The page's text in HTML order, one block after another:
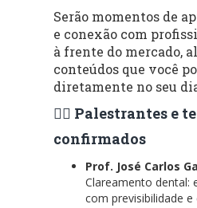
Serão momentos de
e conexão com
à frente do mercado,
conteúdos que você
diretamente no seu
👨‍⚕️ Palestrantes e
confirmados
Prof. José Carlos
Clareamento dental:
com previsibilidade